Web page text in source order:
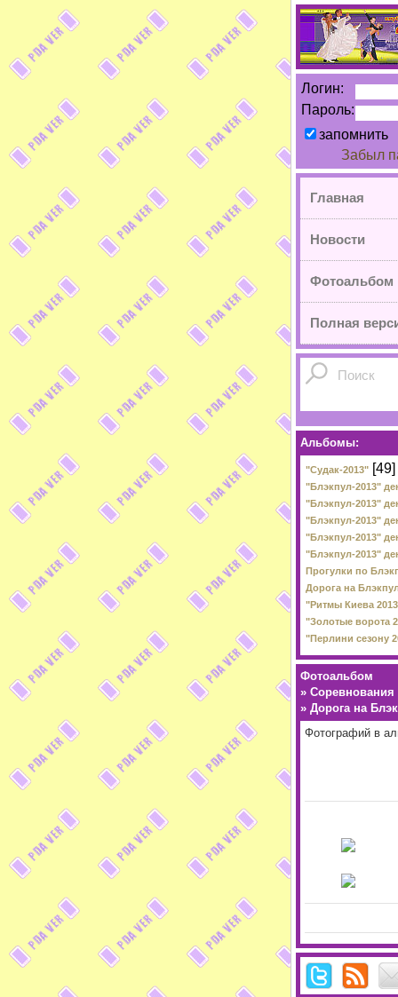
Логин:
Пароль:
запомнить
Забыл
Главная
Новости
Фотоальбом
Полная
Альбомы:
"Судак-2013" [49]
"Блэкпул-2013"
"Блэкпул-2013"
"Блэкпул-2013"
"Блэкпул-2013"
"Блэкпул-2013"
Прогулки по
Дорога на
"Ритмы Киева
"Золотые ворота
"Перлини сезону
Фотоальбом
» Соревнования
» Дорога на
Фотографий в